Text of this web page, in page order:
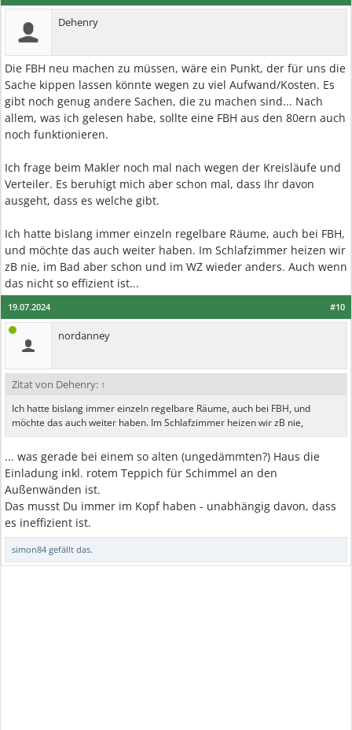
Dehenry
Die FBH neu machen zu müssen, wäre ein Punkt, der für uns die
Sache kippen lassen könnte wegen zu viel Aufwand/Kosten. Es
gibt noch genug andere Sachen, die zu machen sind... Nach
allem, was ich gelesen habe, sollte eine FBH aus den 80ern auch
noch funktionieren.
Ich frage beim Makler noch mal nach wegen der Kreisläufe und
Verteiler. Es beruhigt mich aber schon mal, dass Ihr davon
ausgeht, dass es welche gibt.
Ich hatte bislang immer einzeln regelbare Räume, auch bei FBH,
und möchte das auch weiter haben. Im Schlafzimmer heizen wir
zB nie, im Bad aber schon und im WZ wieder anders. Auch wenn
das nicht so effizient ist...
#10
19.07.2024
nordanney
Zitat von Dehenry: ↑
Ich hatte bislang immer einzeln regelbare Räume, auch bei FBH, und
möchte das auch weiter haben. Im Schlafzimmer heizen wir zB nie,
... was gerade bei einem so alten (ungedämmten?) Haus die
Einladung inkl. rotem Teppich für Schimmel an den
Außenwänden ist.
Das musst Du immer im Kopf haben - unabhängig davon, dass
es ineffizient ist.
simon84 gefällt das.